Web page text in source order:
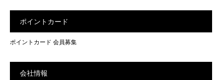
ポイントカード
ポイントカード 会員募集
会社情報